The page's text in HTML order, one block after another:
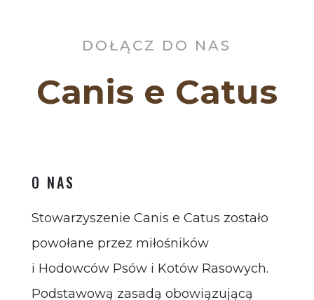
DOŁĄCZ DO NAS
Canis e Catus
O NAS
Stowarzyszenie Canis e Catus zostało
powołane przez miłośników
i Hodowców Psów i Kotów Rasowych.
Podstawową zasadą obowiązującą